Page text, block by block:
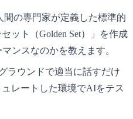
間の専門家が定義した標準的
ット（Golden Set）」を作成
ンスなのかを教えます。
ラウンドで適当に話すだけ
レートした環境でAIをテス